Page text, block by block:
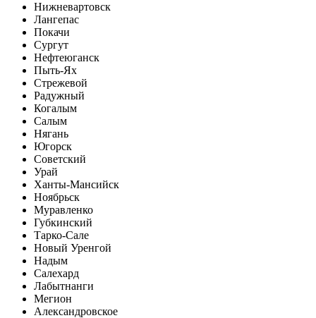
Нижневартовск
Лангепас
Покачи
Сургут
Нефтеюганск
Пыть-Ях
Стрежевой
Радужный
Когалым
Салым
Нягань
Югорск
Советский
Урай
Ханты-Мансийск
Ноябрьск
Муравленко
Губкинский
Тарко-Сале
Новый Уренгой
Надым
Салехард
Лабытнанги
Мегион
Александровское